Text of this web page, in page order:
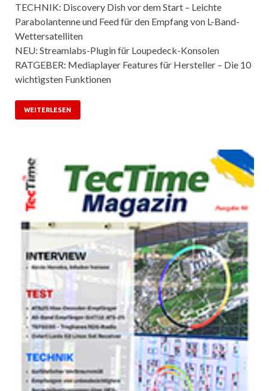
TECHNIK: Discovery Dish vor dem Start – Leichte
Parabolantenne und Feed für den Empfang von L-Band-
Wettersatelliten
NEU: Streamlabs-Plugin für Loupedeck-Konsolen
RATGEBER: Mediaplayer Features für Hersteller – Die 10
wichtigsten Funktionen
WEITERLESEN